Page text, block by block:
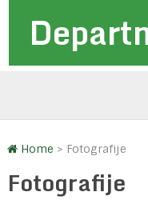
Home > Fotografije
Fotografije